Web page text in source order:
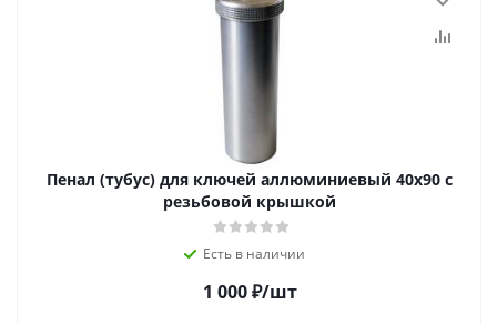
Пенал (тубус) для ключей аллюминиевый 40х90 с
резьбовой крышкой
Есть в наличии
1 000₽/шт